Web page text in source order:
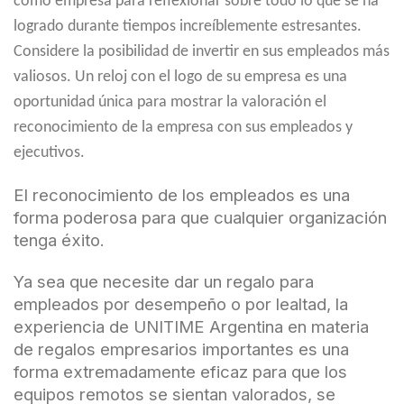
logrado durante tiempos increíblemente estresantes.
Considere la posibilidad de invertir en sus empleados más
valiosos. Un reloj con el logo de su empresa es una
oportunidad única para mostrar la valoración el
reconocimiento de la empresa con sus empleados y
ejecutivos.
El reconocimiento de los empleados es una
forma poderosa para que cualquier organización
tenga éxito.
Ya sea que necesite dar un regalo para
empleados por desempeño o por lealtad, la
experiencia de UNITIME Argentina en materia
de regalos empresarios importantes es una
forma extremadamente eficaz para que los
equipos remotos se sientan valorados, se